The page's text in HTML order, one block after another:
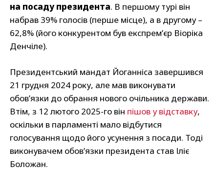
на посаду президента. В першому турі він
набрав 39% голосів (перше місце), а в другому –
62,8% (його конкурентом був експремʼєр Віоріка
Денчіле).
Президентський мандат Йоганніса завершився
21 грудня 2024 року, але мав виконувати
обов’язки до обрання нового очільника держави.
Втім, з 12 лютого 2025-го він пішов у відставку,
оскільки в парламенті мало відбутися
голосування щодо його усунення з посади. Тоді
виконувачем обов’язки президента став Іліє
Боложан.